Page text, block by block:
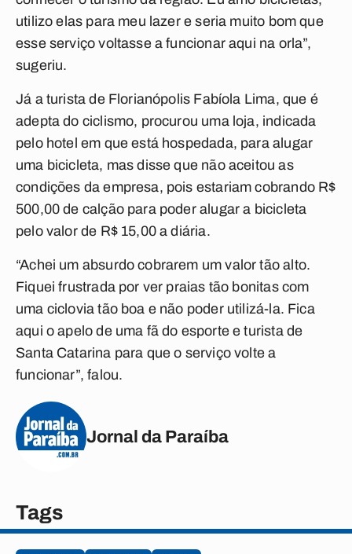
utilizo elas para meu lazer e seria muito bom que
esse serviço voltasse a funcionar aqui na orla”,
sugeriu.
Já a turista de Florianópolis Fabíola Lima, que é
adepta do ciclismo, procurou uma loja, indicada
pelo hotel em que está hospedada, para alugar
uma bicicleta, mas disse que não aceitou as
condições da empresa, pois estariam cobrando R$
500,00 de calção para poder alugar a bicicleta
pelo valor de R$ 15,00 a diária.
“Achei um absurdo cobrarem um valor tão alto.
Fiquei frustrada por ver praias tão bonitas com
uma ciclovia tão boa e não poder utilizá-la. Fica
aqui o apelo de uma fã do esporte e turista de
Santa Catarina para que o serviço volte a
funcionar”, falou.
Jornal da Paraíba
Tags